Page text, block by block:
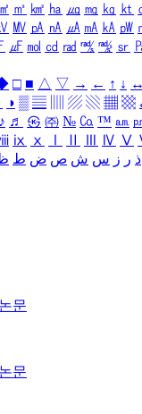
㎡ ㎢ ㏊ ㎍ ㎎ ㎏ ㏏
㎹ ㎀ ㎁ ㎂ ㎃ ㎄ ㎺
㎌ ㏖ ㏅ ㎭ ㎮ ㎯ ㏛
□ ■ △ ▽ → ← ↑ ↓ ↔
◑ ▒ ▤ ▨ ▧ ▦ ▩
♪ ♬ ㉿ ㈜ № ㏇ ™ ㏂
ⅸ ⅹ Ⅳ Ⅴ
ذ ر ز س ش ص ض ط
문
문